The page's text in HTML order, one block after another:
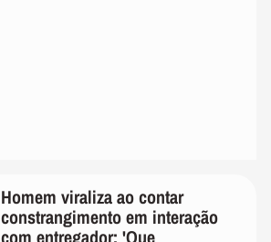
Homem viraliza ao contar
constrangimento em interação
com entregador: 'Que